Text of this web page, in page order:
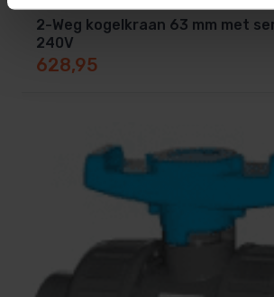
2-Weg kogelkraan 63 mm met
240V
628,95